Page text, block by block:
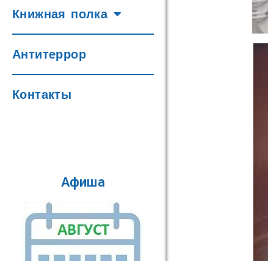
Книжная полка
Антитеррор
Контакты
Афиша